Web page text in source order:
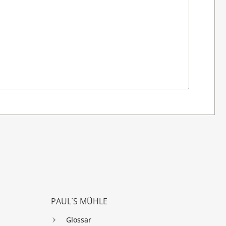
PAUL´S MÜHLE
Glossar